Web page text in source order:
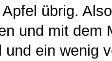
übrig.
und mit dem
und ein wenig